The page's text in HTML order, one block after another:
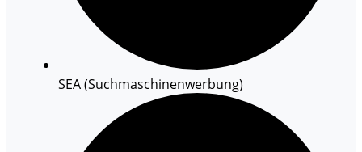
SEA (Suchmaschinenwerbung)